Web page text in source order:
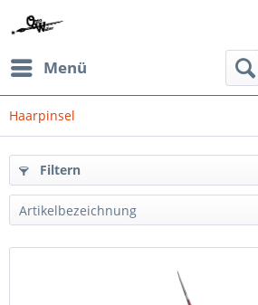
Menü
Haarpinsel
Filtern